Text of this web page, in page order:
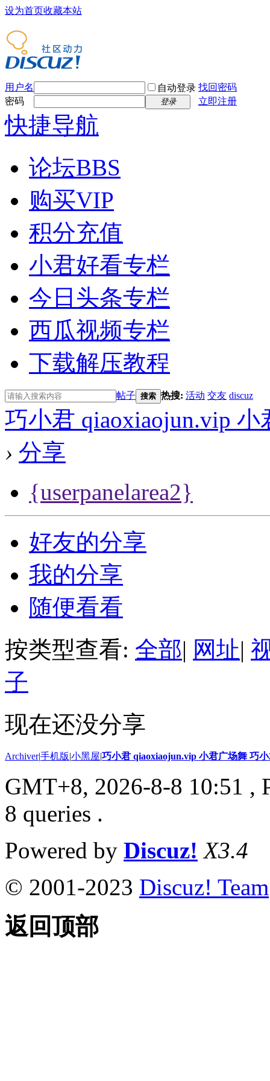
设为首页收藏本站
用户名 自动登录 找回密码
密码
登录 立即注册
快捷导航
论坛BBS
购买VIP
积分充值
小君好看专栏
今日头条专栏
西瓜视频专栏
下载解压教程
帖子 搜索 热搜: 活动 交友 discuz
巧小君 qiaoxiaojun.vip
› 分享
{userpanelarea2}
好友的分享
我的分享
随便看看
按类型查看: 全部| 网址|
子
现在还没分享
Archiver|手机版|小黑屋|巧小君 qiaoxiaojun.vip 小君广场舞 巧
GMT+8, 2026-8-8 10:51 ,
8 queries .
Powered by Discuz! X3.4
© 2001-2023 Discuz! Team
返回顶部